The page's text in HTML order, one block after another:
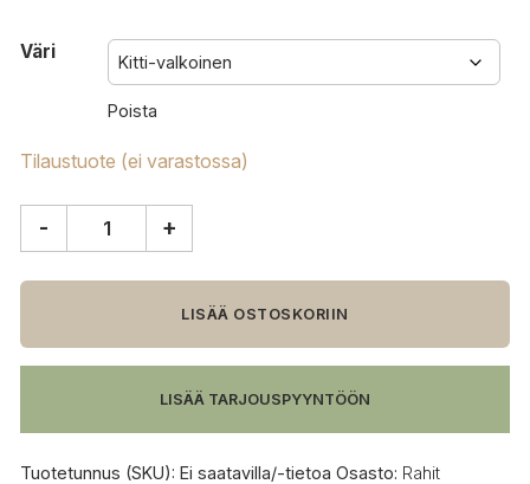
Väri
Poista
Tilaustuote (ei varastossa)
Woodnotes
rahi,
määrä
- +
LISÄÄ OSTOSKORIIN
LISÄÄ TARJOUSPYYNTÖÖN
Tuotetunnus (SKU): Ei saatavilla/-tietoa Osasto: Rahit